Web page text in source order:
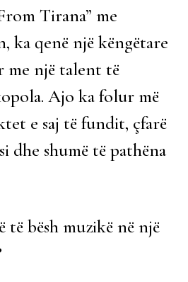
Tirana” me
ka qenë një këngëtare
me një talent të
Ajo ka folur më
e saj të fundit, çfarë
dhe shumë të pathëna
të bësh muzikë në një